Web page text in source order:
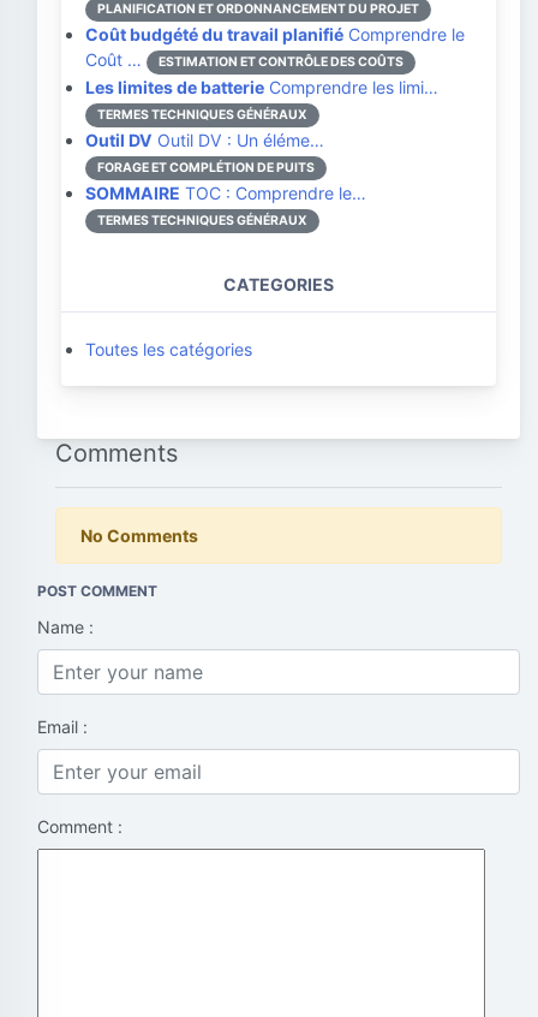
PLANIFICATION ET ORDONNANCEMENT DU PROJET
Coût budgété du travail planifié Comprendre le
Coût …
ESTIMATION ET CONTRÔLE DES COÛTS
Les limites de batterie Comprendre les limi…
TERMES TECHNIQUES GÉNÉRAUX
Outil DV Outil DV : Un éléme…
FORAGE ET COMPLÉTION DE PUITS
SOMMAIRE TOC : Comprendre le…
TERMES TECHNIQUES GÉNÉRAUX
CATEGORIES
Toutes les catégories
Comments
No Comments
POST COMMENT
Name :
Email :
Comment :